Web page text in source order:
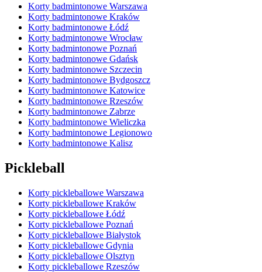
Korty badmintonowe Warszawa
Korty badmintonowe Kraków
Korty badmintonowe Łódź
Korty badmintonowe Wrocław
Korty badmintonowe Poznań
Korty badmintonowe Gdańsk
Korty badmintonowe Szczecin
Korty badmintonowe Bydgoszcz
Korty badmintonowe Katowice
Korty badmintonowe Rzeszów
Korty badmintonowe Zabrze
Korty badmintonowe Wieliczka
Korty badmintonowe Legionowo
Korty badmintonowe Kalisz
Pickleball
Korty pickleballowe Warszawa
Korty pickleballowe Kraków
Korty pickleballowe Łódź
Korty pickleballowe Poznań
Korty pickleballowe Białystok
Korty pickleballowe Gdynia
Korty pickleballowe Olsztyn
Korty pickleballowe Rzeszów